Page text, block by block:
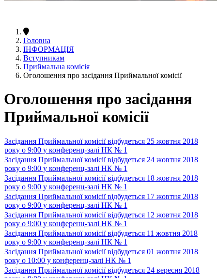
Головна
ІНФОРМАЦІЯ
Вступникам
Приймальна комісія
Оголошення про засідання Приймальної комісії
Оголошення про засідання
Приймальної комісії
Засідання Приймальної комісії відбудеться 25 жовтня 2018
року о 9:00 у конференц-залі НК № 1
Засідання Приймальної комісії відбудеться 24 жовтня 2018
року о 9:00 у конференц-залі НК № 1
Засідання Приймальної комісії відбудеться 18 жовтня 2018
року о 9:00 у конференц-залі НК № 1
Засідання Приймальної комісії відбудеться 17 жовтня 2018
року о 9:00 у конференц-залі НК № 1
Засідання Приймальної комісії відбудеться 12 жовтня 2018
року о 9:00 у конференц-залі НК № 1
Засідання Приймальної комісії відбудеться 11 жовтня 2018
року о 9:00 у конференц-залі НК № 1
Засідання Приймальної комісії відбудеться 01 жовтня 2018
року о 10:00 у конференц-залі НК № 1
Засідання Приймальної комісії відбудеться 24 вересня 2018